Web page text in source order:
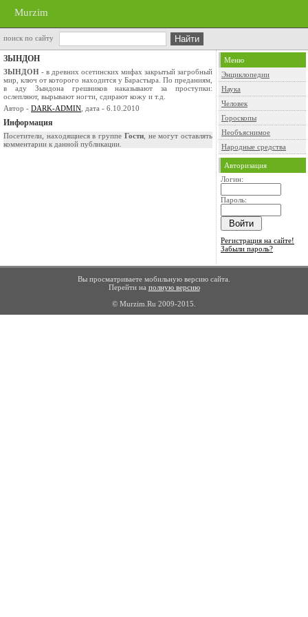
Murzim
поиск по сайту
ЗЫНДОН
ЗЫНДОН - в древних осетинских мифах закрытый загробный
мир, ключ от которого находится у Барастыра. По преданиям,
в аду Зындона грешников наказывают за проступки:
ослепляют, вырывают ногти, сдирают кожу и т.д.
Автор - DARK-ADMIN , дата - 6.10.2010
Информация
Посетители, находящиеся в группе Гости, не могут оставлять
комментарии к данной публикации.
Меню
Энциклопедии
Наука
Человек
Гороскопы
Необъяснимое
Народные средства
Авторизация
Логин:
Пароль:
Регистрация на сайте!
Забыли пароль?
Вы просматриваете мобильную версию сайта.
Перейти на полную версию
© Murzim.Ru 2009-2015.